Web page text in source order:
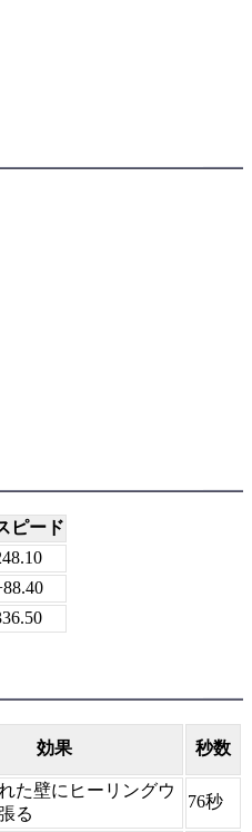
ピード
効果 秒数
た壁にヒーリングウ
る
76秒